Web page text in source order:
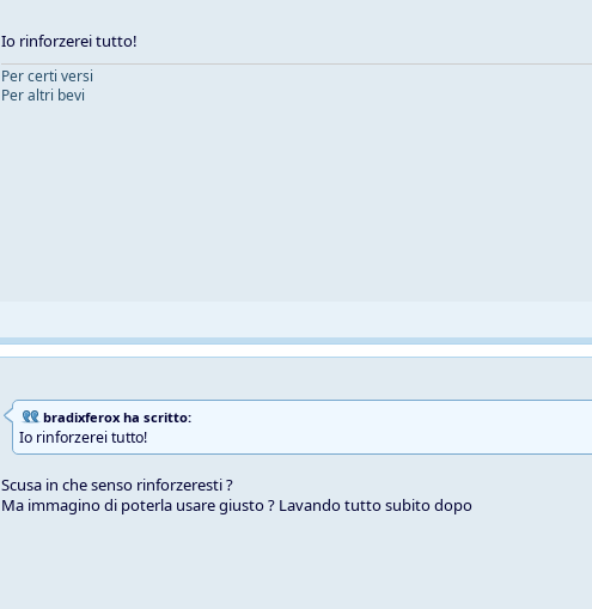
Io rinforzerei tutto!
Per certi versi
Per altri bevi
bradixferox ha scritto:
Io rinforzerei tutto!
Scusa in che senso rinforzeresti ?
Ma immagino di poterla usare giusto ? Lavando tutto subito dopo